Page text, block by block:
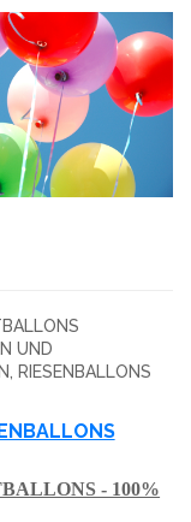
UND
RIESENBALLONS
- 100%